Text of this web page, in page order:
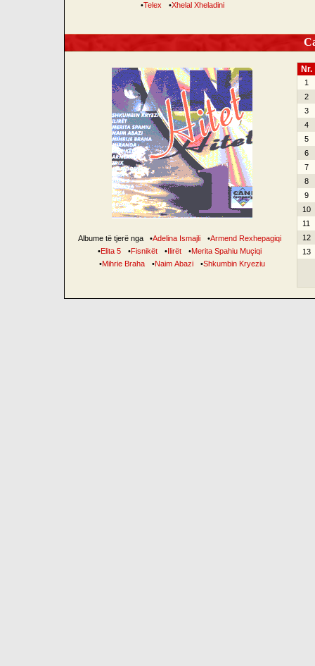
•Telex •Xhelal Xheladini
Albume të tjerë nga •Adelina Ismajli •Armend Rexhepagiqi
•Elita 5 •Fisnikët •Ilirët •Merita Spahiu Muçiqi
•Mihrie Braha •Naim Abazi •Shkumbin Kryeziu
Nr.
1
2
3
4
5
6
7
8
9
10
11
12
13